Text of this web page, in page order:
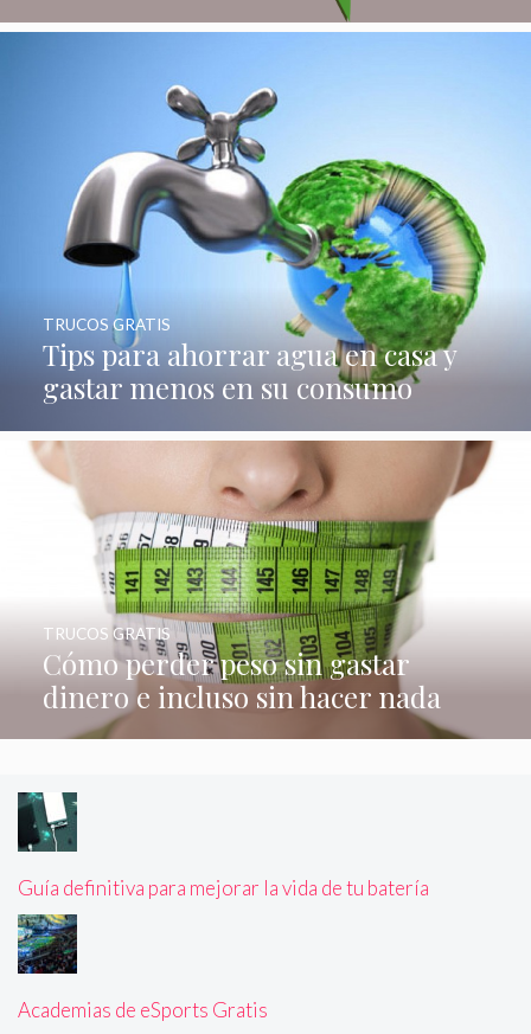
Tips para ahorrar agua en casa y
gastar menos en su consumo
TRUCOS GRATIS
Cómo perder peso sin gastar
dinero e incluso sin hacer nada
TRUCOS GRATIS
Guía definitiva para mejorar la vida de tu batería
Academias de eSports Gratis